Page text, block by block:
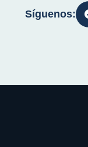
Síguenos: